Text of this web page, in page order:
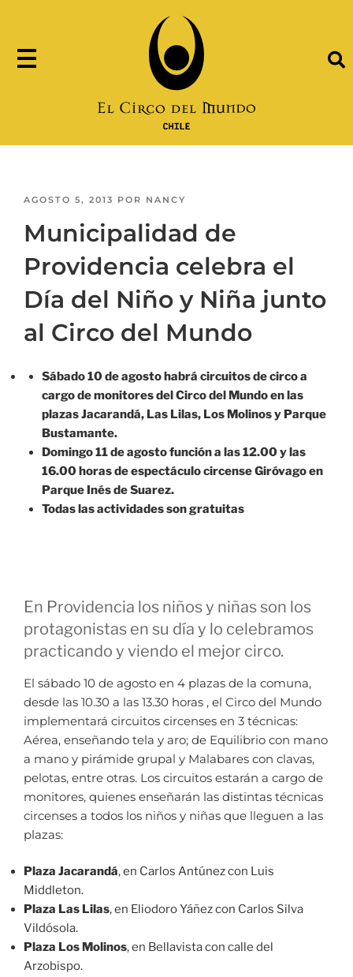
AGOSTO 5, 2013 POR NANCY
Municipalidad de
Providencia celebra el
Día del Niño y Niña junto
al Circo del Mundo
Sábado 10 de agosto habrá circuitos de circo a
cargo de monitores del Circo del Mundo en las
plazas Jacarandá, Las Lilas, Los Molinos y Parque
Bustamante.
Domingo 11 de agosto función a las 12.00 y las
16.00 horas de espectáculo circense Giróvago en
Parque Inés de Suarez.
Todas las actividades son gratuitas
En Providencia los niños y niñas son los
protagonistas en su día y lo celebramos
practicando y viendo el mejor circo.
El sábado 10 de agosto en 4 plazas de la comuna,
desde las 10.30 a las 13.30 horas , el Circo del Mundo
implementará circuitos circenses en 3 técnicas:
Aérea, enseñando tela y aro; de Equilibrio con mano
a mano y pirámide grupal y Malabares con clavas,
pelotas, entre otras. Los circuitos estarán a cargo de
monitores, quienes enseñarán las distintas técnicas
circenses a todos los niños y niñas que lleguen a las
plazas:
Plaza Jacarandá, en Carlos Antúnez con Luis
Middleton.
Plaza Las Lilas, en Eliodoro Yáñez con Carlos Silva
Vildósola.
Plaza Los Molinos, en Bellavista con calle del
Arzobispo.